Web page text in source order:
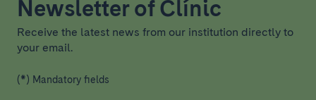
Newsletter of Clínic
Receive the latest news from our institution directly to
your email.
(*) Mandatory fields